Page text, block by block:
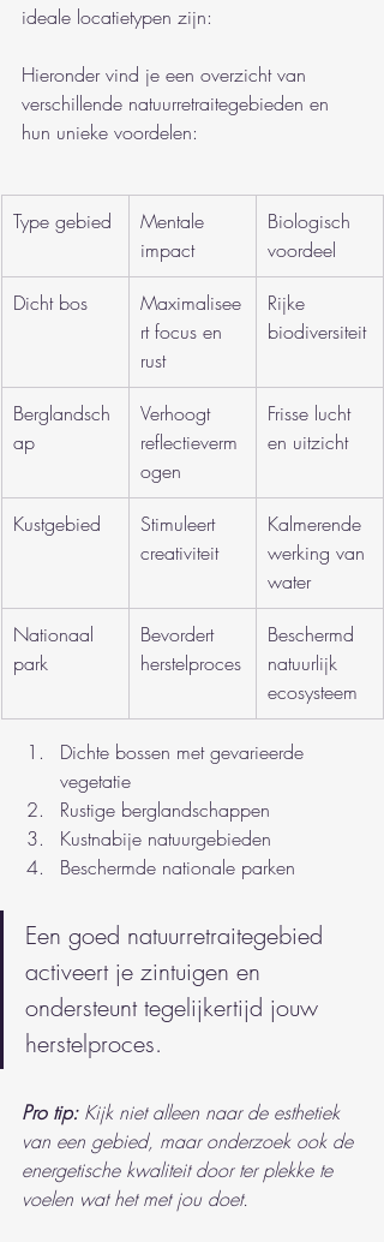
ideale locatietypen zijn:
Hieronder vind je een overzicht van
verschillende natuurretraitegebieden en
hun unieke voordelen:
Type gebied
Mentale
impact
Biologisch
voordeel
Dicht bos
Maximalisee
rt focus en
rust
Rijke
biodiversiteit
Berglandsch
ap
Verhoogt
reflectieverm
ogen
Frisse lucht
en uitzicht
Kustgebied
Stimuleert
creativiteit
Kalmerende
werking van
water
Nationaal
park
Bevordert
herstelproces
Beschermd
natuurlijk
ecosysteem
Dichte bossen met gevarieerde
vegetatie
Rustige berglandschappen
Kustnabije natuurgebieden
Beschermde nationale parken
Een goed natuurretraitegebied
activeert je zintuigen en
ondersteunt tegelijkertijd jouw
herstelproces.
Pro tip: Kijk niet alleen naar de esthetiek
van een gebied, maar onderzoek ook de
energetische kwaliteit door ter plekke te
voelen wat het met jou doet.